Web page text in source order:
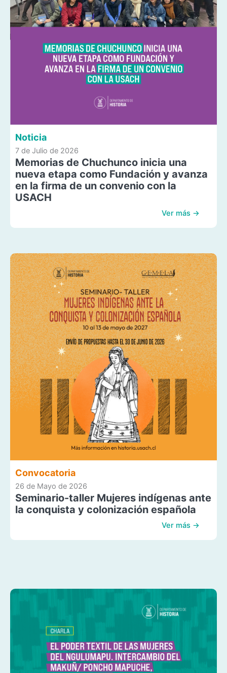
Noticia
7 de Julio de 2026
Memorias de Chuchunco inicia una
nueva etapa como Fundación y avanza
en la firma de un convenio con la
USACH
Ver más →
Convocatoria
26 de Mayo de 2026
Seminario-taller Mujeres indígenas ante
la conquista y colonización española
Ver más →